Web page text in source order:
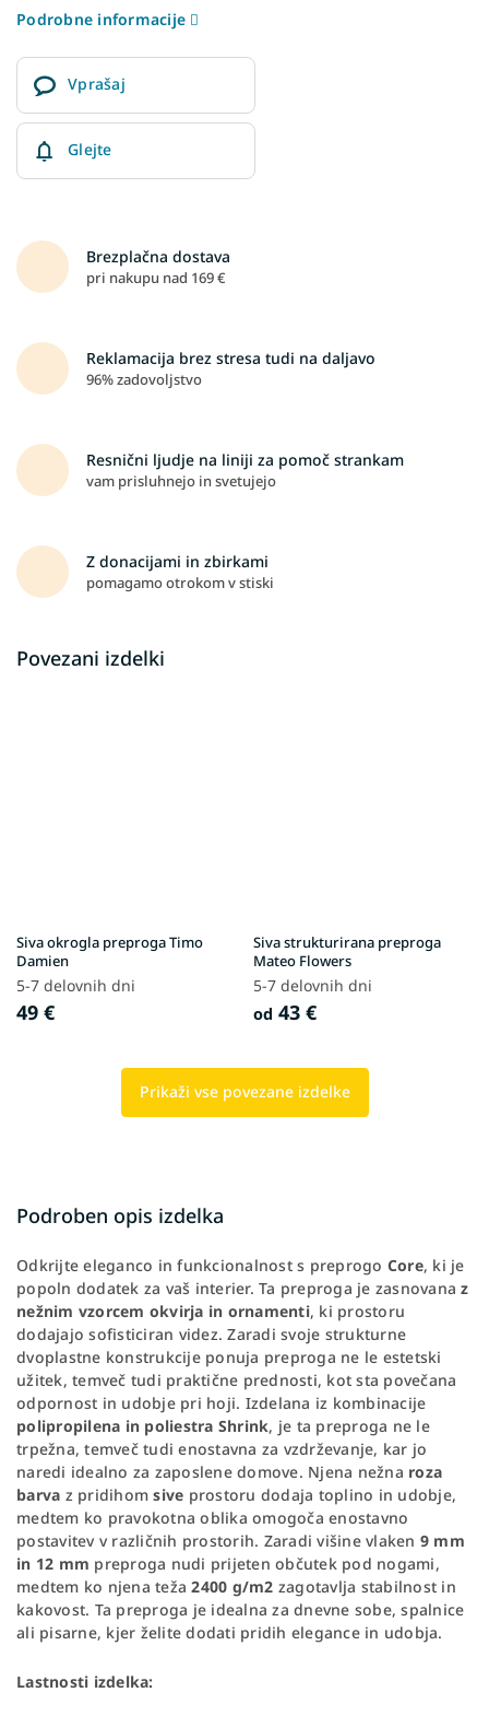
Podrobne informacije
Vprašaj
Glejte
Brezplačna dostava
pri nakupu nad 169 €
Reklamacija brez stresa tudi na daljavo
96% zadovoljstvo
Resnični ljudje na liniji za pomoč strankam
vam prisluhnejo in svetujejo
Z donacijami in zbirkami
pomagamo otrokom v stiski
Povezani izdelki
Siva okrogla preproga Timo
Damien
5-7 delovnih dni
49 €
Siva strukturirana preproga
Mateo Flowers
5-7 delovnih dni
od 43 €
Prikaži vse povezane izdelke
Podroben opis izdelka
Odkrijte eleganco in funkcionalnost s preprogo Core, ki je
popoln dodatek za vaš interier. Ta preproga je zasnovanaz
nežnim vzorcem okvirja in ornamenti, ki prostoru
dodajajo sofisticiran videz. Zaradi svoje strukturne
dvoplastne konstrukcije ponuja preproga ne le estetski
užitek, temveč tudi praktične prednosti, kot sta povečana
odpornost in udobje pri hoji. Izdelana iz kombinacije
polipropilena in poliestra Shrink, je ta preproga ne le
trpežna, temveč tudi enostavna za vzdrževanje, kar jo
naredi idealno za zaposlene domove. Njena nežna roza
barva z pridihomsive prostoru dodaja toplino in udobje,
medtem ko pravokotna oblika omogoča enostavno
postavitev v različnih prostorih. Zaradi višine vlaken 9 mm
in 12 mm preproga nudi prijeten občutek pod nogami,
medtem ko njena teža2400 g/m2 zagotavlja stabilnost in
kakovost. Ta preproga je idealna za dnevne sobe, spalnice
ali pisarne, kjer želite dodati pridih elegance in udobja.
Lastnosti izdelka: